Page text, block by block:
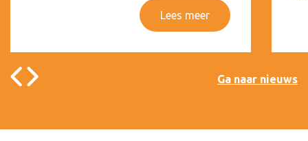
Lees meer
Ga naar nieuws